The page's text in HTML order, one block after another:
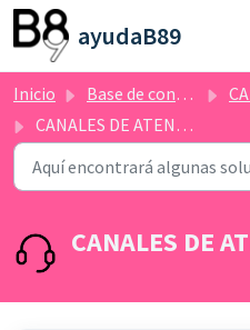
Saltar al contenido principal
ayudaB89
Inicio Base de conocimientos
CANALES DE ATENCIÓN
CANALES DE